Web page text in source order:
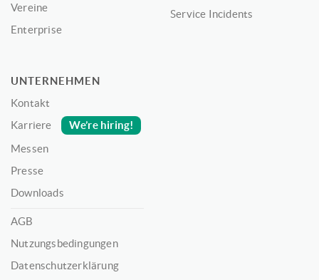
Vereine
Enterprise
Service Incidents
UNTERNEHMEN
Kontakt
Karriere
We’re hiring!
Messen
Presse
Downloads
AGB
Nutzungsbedingungen
Datenschutzerklärung